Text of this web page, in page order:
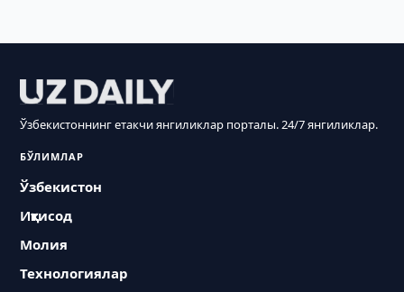
Ўзбекистоннинг етакчи янгиликлар порталы. 24/7 янгиликлар.
БЎЛИМЛАР
Ўзбекистон
Иқтисод
Молия
Технологиялар